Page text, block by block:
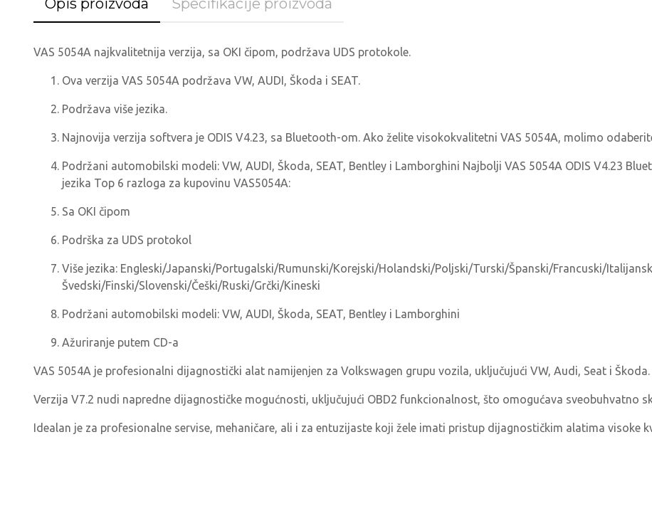
Opis proizvoda Specifikacije proizvoda
VAS 5054A najkvalitetnija verzija, sa OKI čipom, podržava UDS protokole.
Ova verzija VAS 5054A podržava VW, AUDI, Škoda i SEAT.
Podržava više jezika.
Najnovija verzija softvera je ODIS V4.23, sa Bluetooth-om. Ako želite visokokvalitetni VAS 5054A, molimo
Podržani automobilski modeli: VW, AUDI, Škoda, SEAT, Bentley i Lamborghini Najbolji VAS 5054A ODIS V4.23
jezika Top 6 razloga za kupovinu VAS5054A:
Sa OKI čipom
Podrška za UDS protokol
Više jezika: Engleski/Japanski/Portugalski/Rumunski/Korejski/Holandski/Poljski/Turski/Španski/Francuski/
Švedski/Finski/Slovenski/Češki/Ruski/Grčki/Kineski
Podržani automobilski modeli: VW, AUDI, Škoda, SEAT, Bentley i Lamborghini
Ažuriranje putem CD-a
VAS 5054A je profesionalni dijagnostički alat namijenjen za Volkswagen grupu vozila, uključujući VW, Audi, Seat i Škoda.
Verzija V7.2 nudi napredne dijagnostičke mogućnosti, uključujući OBD2 funkcionalnost, što omogućava sveobuhvatno
Idealan je za profesionalne servise, mehaničare, ali i za entuzijaste koji žele imati pristup dijagnostičkim alatima visoke